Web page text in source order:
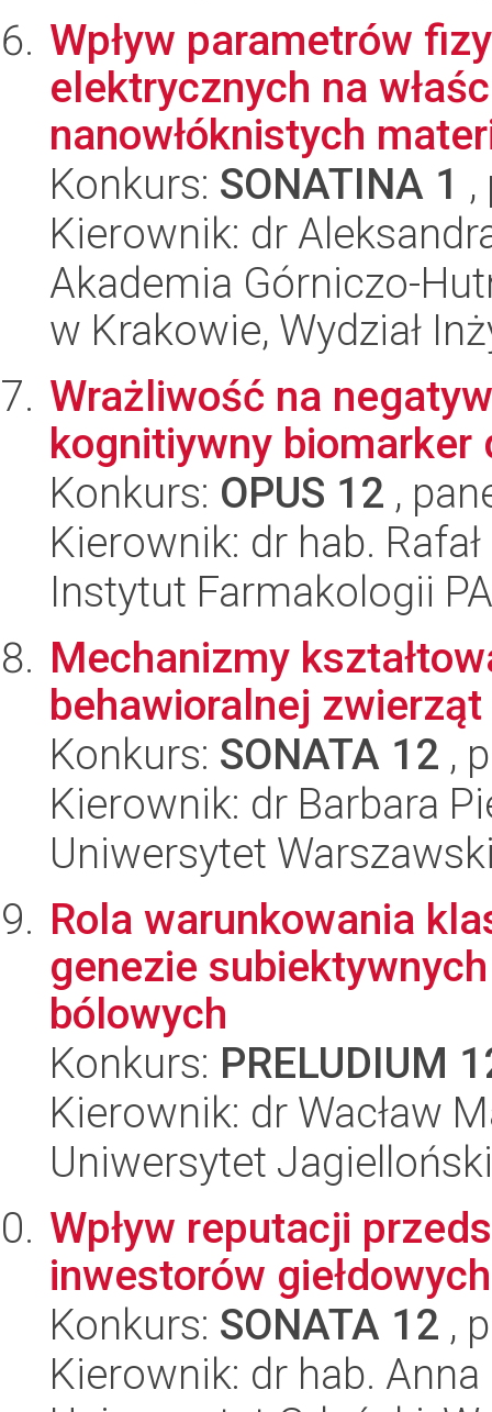
Wpływ parametrów
elektrycznych na
nanowłóknistych
Konkurs: SONATINA 1
Kierownik: dr
Akademia Górniczo-
w Krakowie, Wydział
Wrażliwość na
kognitiywny
Konkurs: OPUS 12 ,
Kierownik: dr hab. Rafał
Instytut Farmakologii
Mechanizmy
behawioralnej zwierząt
Konkurs: SONATA 12 ,
Kierownik: dr Barbara
Uniwersytet
Rola warunkowania
genezie
bólowych
Konkurs: PRELUDIUM
Kierownik: dr Wacław
Uniwersytet
Wpływ reputacji
inwestorów giełdowych
Konkurs: SONATA 12 ,
Kierownik: dr hab.